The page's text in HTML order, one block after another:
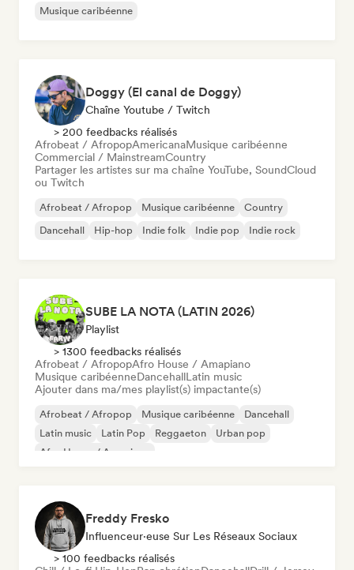
Musique caribéenne
Doggy (El canal de Doggy)
Chaîne Youtube / Twitch
> 200 feedbacks réalisés
Afrobeat / AfropopAmericanaMusique caribéenne
Commercial / MainstreamCountry
Partager les artistes sur ma chaîne YouTube, SoundCloud
ou Twitch
Afrobeat / Afropop Musique caribéenne
Country
Dancehall
Hip-hop Indie folk Indie pop Indie rock
SUBE LA NOTA (LATIN 2026)
Playlist
> 1300 feedbacks réalisés
Afrobeat / AfropopAfro House / Amapiano
Musique caribéenneDancehallLatin music
Ajouter dans ma/mes playlist(s) impactante(s)
Afrobeat / Afropop Musique caribéenne
Dancehall
Latin music
Latin Pop Reggaeton
Urban pop
Afro House / Amapiano
Freddy Fresko
Influenceur·euse Sur Les Réseaux Sociaux
> 100 feedbacks réalisés